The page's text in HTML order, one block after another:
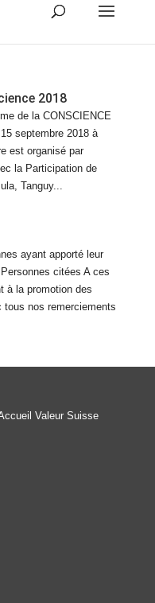
2018
de la CONSCIENCE
septembre 2018 à
est organisé par
la Participation de
Tanguy...
ayant apporté leur
citées A ces
à la promotion des
tous nos remerciements
Valeur Suisse